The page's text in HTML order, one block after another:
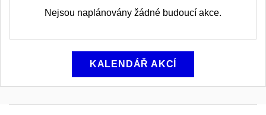
Nejsou naplánovány žádné budoucí akce.
KALENDÁŘ AKCÍ